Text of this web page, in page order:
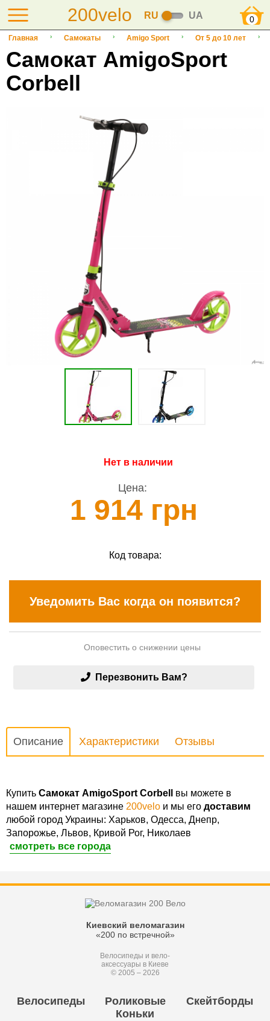
200velo RU UA 0
Главная Самокаты Amigo Sport От 5 до 10 лет
Самокат AmigoSport
Corbell
Нет в наличии
Цена:
1 914 грн
Код товара:
Уведомить Вас когда он появится?
Оповестить о снижении цены
Перезвонить Вам?
Описание Характеристики Отзывы
Купить Самокат AmigoSport Corbell
вы можете в
нашем интернет магазине 200velo и мы его доставим
любой город Украины: Харьков, Одесса, Днепр,
Запорожье, Львов, Кривой Рог, Николаев
смотреть все города
Киевский веломагазин
«200 по встречной»
Велосипеды и вело-
аксессуары в Киеве
© 2005 – 2026
Велосипеды
Роликовые
Коньки
Скейтборды